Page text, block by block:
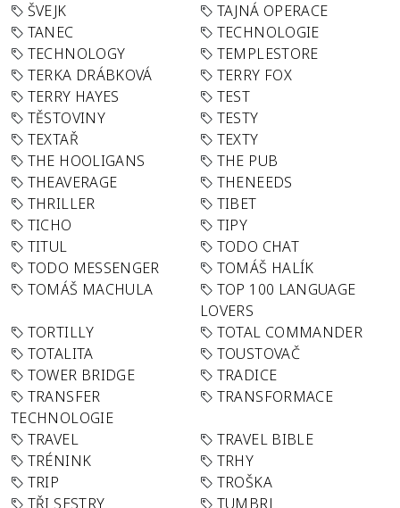
ŠVEJK
TAJNÁ OPERACE
TANEC
TECHNOLOGIE
TECHNOLOGY
TEMPLESTORE
TERKA DRÁBKOVÁ
TERRY FOX
TERRY HAYES
TEST
TĚSTOVINY
TESTY
TEXTAŘ
TEXTY
THE HOOLIGANS
THE PUB
THEAVERAGE
THENEEDS
THRILLER
TIBET
TICHO
TIPY
TITUL
TODO CHAT
TODO MESSENGER
TOMÁŠ HALÍK
TOMÁŠ MACHULA
TOP 100 LANGUAGE
LOVERS
TORTILLY
TOTAL COMMANDER
TOTALITA
TOUSTOVAČ
TOWER BRIDGE
TRADICE
TRANSFER
TECHNOLOGIE
TRANSFORMACE
TRAVEL
TRAVEL BIBLE
TRÉNINK
TRHY
TRIP
TROŠKA
TŘI SESTRY
TUMBRL